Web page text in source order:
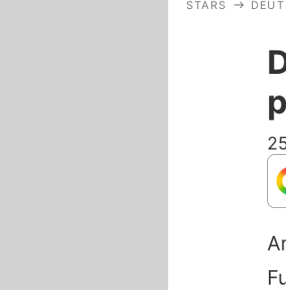
STARS